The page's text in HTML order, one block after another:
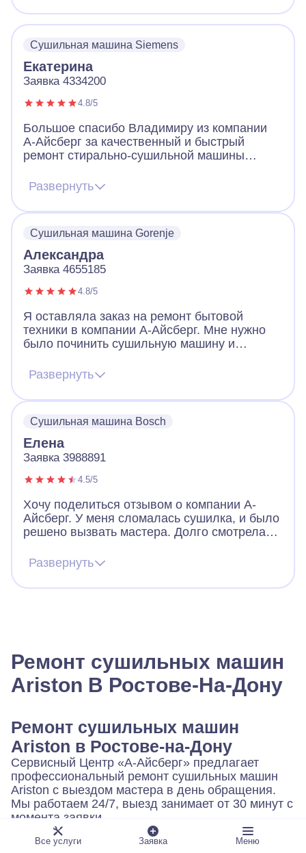
Сушильная машина Siemens
Екатерина
Заявка 4334200
4.8/5
Большое спасибо Владимиру из компании
А-Айсберг за качественный и быстрый
ремонт стирально-сушильной машины
выполненная работа. Ремонт был
произведен быстро и качественно, еще дал
гарантию на работу. Также
сушильной машины. Рекомендую!!.
Развернуть
Сушильная машина Gorenje
Александра
Заявка 4655185
4.8/5
Я оставляла заказ на ремонт бытовой
техники в компании А-Айсберг. Мне нужно
было починить сушильную машину и
назначили очень быстро. Приехал даже
раньше времени, был вежлив и
доброжелателен. Работу выполнил
осталась очень довольна. Теперь вся
техника работает! Работа сервиса очень
понравилась! Большое спасибо!
Развернуть
Сушильная машина Bosch
Елена
Заявка 3988891
4.5/5
Хочу поделиться отзывом о компании А-
Айсберг. У меня сломалась сушилка, и было
решено вызвать мастера. Долго смотрела
страшно (в первый раз вызываю мастера).
Вызвала мастера из айсберга. Все
понравилось, оператор быстро назначил
Развернуть
Ремонт сушильных машин
Ariston В Ростове-На-Дону
Ремонт сушильных машин
Ariston в Ростове-на-Дону
Сервисный Центр «А-Айсберг» предлагает
профессиональный ремонт сушильных машин
Ariston с выездом мастера в день обращения.
Мы работаем 24/7, выезд занимает от 30 минут с
момента заявки.
Почему выбирают нас:
Опыт мастеров более 30 лет.
Все услуги Заявка Меню